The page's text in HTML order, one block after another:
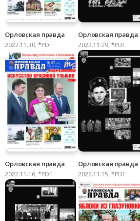
Орловская правда
2022.11.30, *PDF
Орловская правда
2022.11.29, *PDF
Орловская правда
2022.11.16, *PDF
Орловская правда
2022.11.15, *PDF